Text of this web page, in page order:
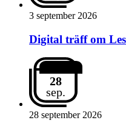
3 september 2026
Digital träff om
28
sep.
28 september 2026